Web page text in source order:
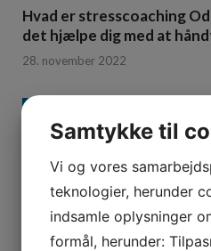
Hvad er stresscoaching
det hjælpe dig med at
28. november 2022
Samtykke til
Vi og vores
teknologier, herunder
indsamle oplysninger
formål, herunder: